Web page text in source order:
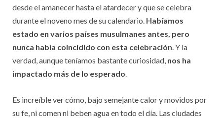
desde el amanecer hasta el atardecer y que se celebra
durante el noveno mes de su calendario. Habíamos
estado en varios países musulmanes antes, pero
nunca había coincidido con esta celebración . Y la
verdad, aunque teníamos bastante curiosidad, nos ha
impactado más de lo esperado
Es increíble ver cómo, bajo semejante calor y movidos por
su fe, ni comen ni beben agua en todo el día. Las ciudades